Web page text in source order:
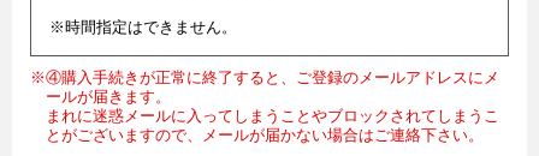
※時間指定はできません。
※④購入手続きが正常に終了すると、ご登録のメールアドレスにメ
ールが届きます。
まれに迷惑メールに入ってしまうことやブロックされてしまうこ
とがございますので、メールが届かない場合はご連絡下さい。